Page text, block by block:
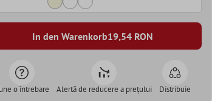
In den Warenkorb19,54RON
o întrebare Alertă de reducere a prețului Distribuie